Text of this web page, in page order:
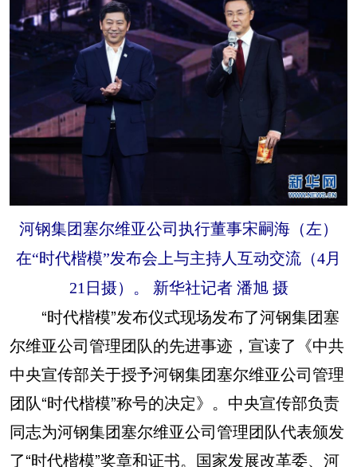
河钢集团塞尔维亚公司执行董事宋嗣海（左）
在“时代楷模”发布会上与主持人互动交流（4月
21日摄）。 新华社记者 潘旭 摄
“时代楷模”发布仪式现场发布了河钢集团塞
尔维亚公司管理团队的先进事迹，宣读了《中共
中央宣传部关于授予河钢集团塞尔维亚公司管理
团队“时代楷模”称号的决定》。中央宣传部负责
同志为河钢集团塞尔维亚公司管理团队代表颁发
了“时代楷模”奖章和证书。国家发展改革委、河